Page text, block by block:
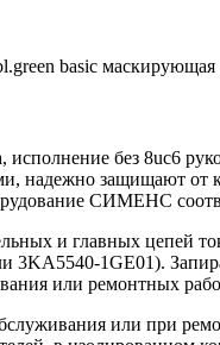
basic
без 8uc6
надежно защищают от
СИМЕНС
и главных цепей
3KA5540-1GE01).
или ремонтных
или при